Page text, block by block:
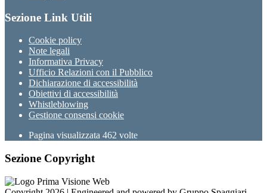
Sezione Link Utili
Cookie policy
Note legali
Informativa Privacy
Ufficio Relazioni con il Pubblico
Dichiarazione di accessibilità
Obiettivi di accessibilità
Whistleblowing
Gestione consensi cookie
Pagina visualizzata 462 volte
Sezione Copyright